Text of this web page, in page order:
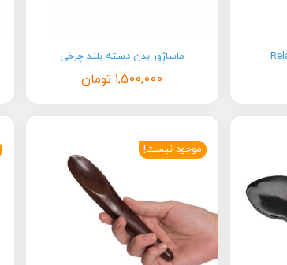
ماساژور بدن دسته بلند چرخی
1,500,000 تومان
موجود نیست!